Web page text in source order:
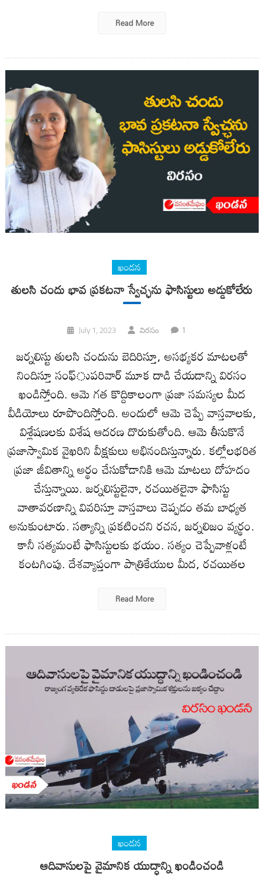
Read More
ఖండన
తులసి చందు భావ ప్రకటనా స్వేచ్ఛను ఫాసిస్టులు అడ్డుకోలేరు
July 1, 2023 విరసం 1
జర్నలిస్టు తులసి చందును బెదిరిస్తూ, అసభ్యకర మాటలతో
నిందిస్తూ సంఫ్‌ుపరివార్‌ మూక దాడి చేయడాన్ని విరసం
ఖండిస్తోంది. ఆమె గత కొద్దికాలంగా ప్రజా సమస్యల మీద
వీడియోలు రూపొందిస్తోంది. అందులో ఆమె చెప్పే వాస్తవాలకు,
విశ్లేషణలకు విశేష ఆదరణ దొరుకుతోంది. ఆమె తీసుకొనే
ప్రజాస్వామిక వైఖరిని వీక్షకులు అభినందిస్తున్నారు. కల్లోలభరిత
ప్రజా జీవితాన్ని అర్థం చేసుకోడానికి ఆమె మాటలు దోహదం
చేస్తున్నాయి. జర్నలిస్టులైనా, రచయితలైనా ఫాసిస్టు
వాతావరణాన్ని వివరిస్తూ వాస్తవాలు చెప్పడం తమ బాధ్యత
అనుకుంటారు. సత్యాన్ని ప్రకటించని రచన, జర్నలిజం వ్యర్థం.
కానీ సత్యమంటే ఫాసిస్టులకు భయం. సత్యం చెప్పేవాళ్లంటే
కంటగింపు. దేశవ్యాప్తంగా పాత్రికేయుల మీద, రచయితల
Read More
ఖండన
ఆదివాసులపై వైమానిక యుద్ధాన్ని ఖండించండి